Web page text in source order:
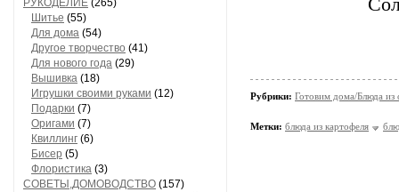
РУКОДЕЛИЕ (265)
Шитье (55)
Для дома (54)
Другое творчество (41)
Для нового года (29)
Вышивка (18)
Игрушки своими руками (12)
Подарки (7)
Оригами (7)
Квиллинг (6)
Бисер (5)
Флористика (3)
СОВЕТЫ,ДОМОВОДСТВО (157)
Рубрики: Готовим дома/Блюда из
Метки: блюда из картофеля